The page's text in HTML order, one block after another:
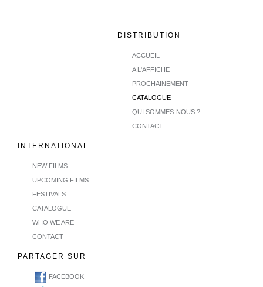
DISTRIBUTION
ACCUEIL
A L'AFFICHE
PROCHAINEMENT
CATALOGUE
QUI SOMMES-NOUS ?
CONTACT
INTERNATIONAL
NEW FILMS
UPCOMING FILMS
FESTIVALS
CATALOGUE
WHO WE ARE
CONTACT
PARTAGER SUR
FACEBOOK